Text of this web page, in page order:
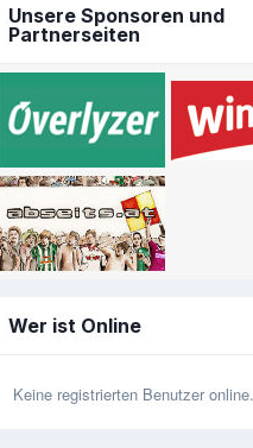
Unsere Sponsoren und
Partnerseiten
Wer ist Online
Keine registrierten Benutzer online.